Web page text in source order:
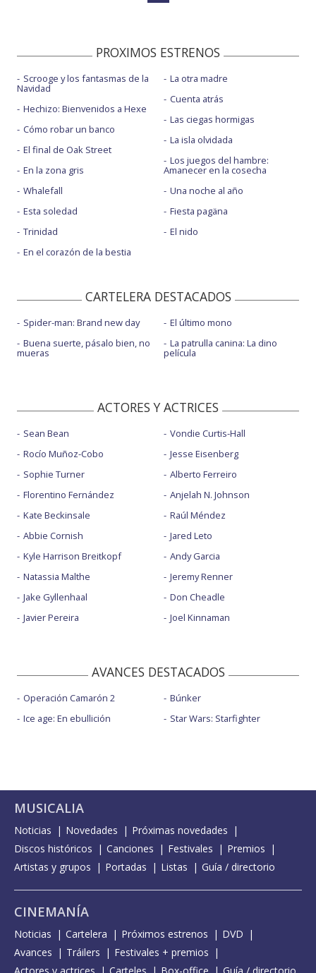
PROXIMOS ESTRENOS
Scrooge y los fantasmas de la
Navidad
Hechizo: Bienvenidos a Hexe
Cómo robar un banco
El final de Oak Street
En la zona gris
Whalefall
Esta soledad
Trinidad
En el corazón de la bestia
La otra madre
Cuenta atrás
Las ciegas hormigas
La isla olvidada
Los juegos del hambre:
Amanecer en la cosecha
Una noche al año
Fiesta pagäna
El nido
CARTELERA DESTACADOS
Spider-man: Brand new day
Buena suerte, pásalo bien, no
mueras
El último mono
La patrulla canina: La dino
película
ACTORES Y ACTRICES
Sean Bean
Rocío Muñoz-Cobo
Sophie Turner
Florentino Fernández
Kate Beckinsale
Abbie Cornish
Kyle Harrison Breitkopf
Natassia Malthe
Jake Gyllenhaal
Javier Pereira
Vondie Curtis-Hall
Jesse Eisenberg
Alberto Ferreiro
Anjelah N. Johnson
Raúl Méndez
Jared Leto
Andy Garcia
Jeremy Renner
Don Cheadle
Joel Kinnaman
AVANCES DESTACADOS
Operación Camarón 2
Ice age: En ebullición
Búnker
Star Wars: Starfighter
MUSICALIA
Noticias Novedades
Próximas novedades
Discos históricos
Canciones Festivales
Premios
Artistas y grupos
Portadas Listas Guía / directorio
CINEMANÍA
Noticias Cartelera Próximos estrenos
DVD
Avances
Tráilers
Festivales + premios
Actores y actrices
Carteles Box-office Guía / directorio